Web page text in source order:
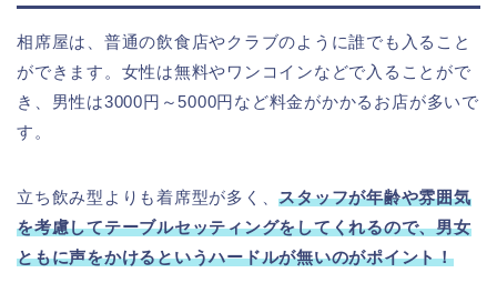
相席屋は、普通の飲食店やクラブのように誰でも入ること
ができます。女性は無料やワンコインなどで入ることがで
き、男性は3000円～5000円など料金がかかるお店が多いで
す。
立ち飲み型よりも着席型が多く、スタッフが年齢や雰囲気
を考慮してテーブルセッティングをしてくれるので、男女
ともに声をかけるというハードルが無いのがポイント！